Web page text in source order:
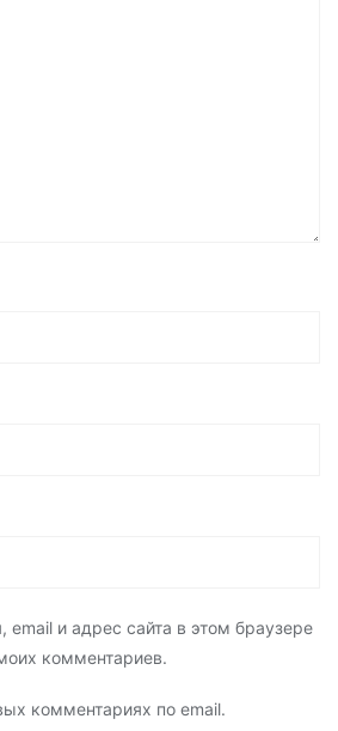
email и адрес сайта в этом браузере
комментариев.
комментариях по email.